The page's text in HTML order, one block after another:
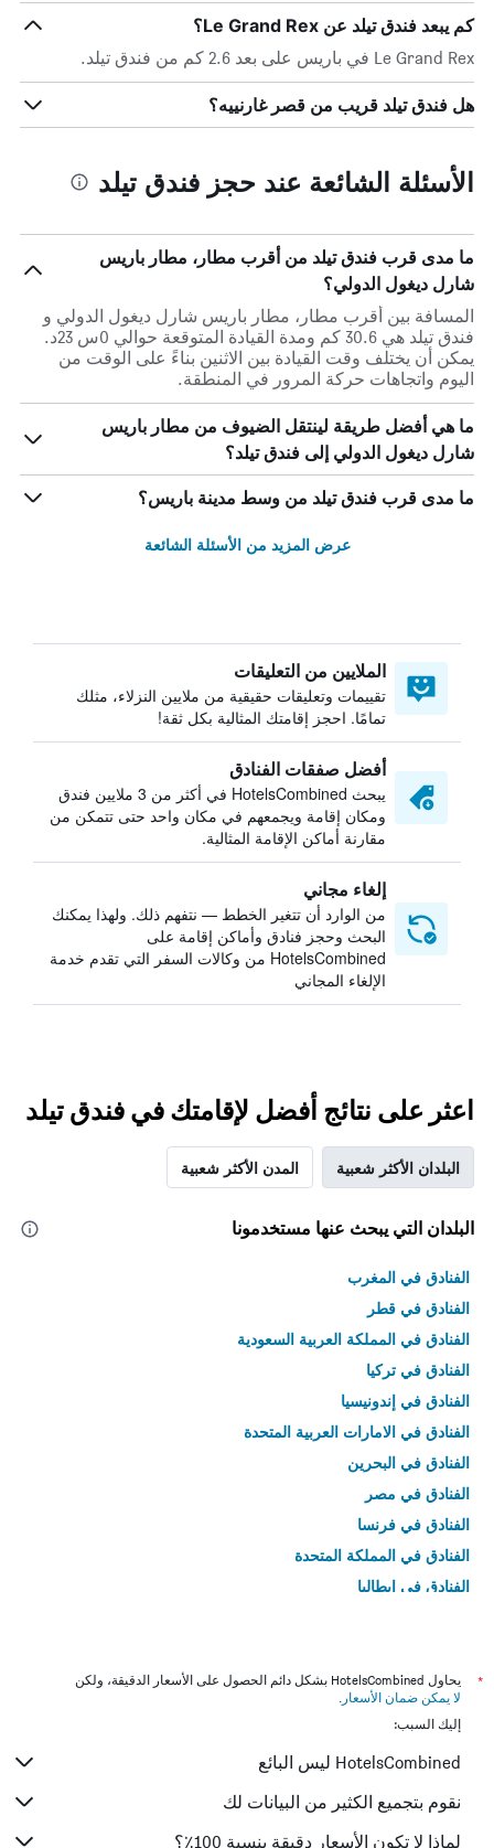
كم يبعد فندق تيلد عن Le Grand Rex؟
Le Grand Rex في باريس على بعد 2.6 كم من فندق تيلد.
هل فندق تيلد قريب من قصر غارنييه؟
الأسئلة الشائعة عند حجز فندق تيلد
ما مدى قرب فندق تيلد من أقرب مطار، مطار باريس
شارل ديغول الدولي؟
المسافة بين أقرب مطار، مطار باريس شارل ديغول الدولي و
فندق تيلد هي 30.6 كم ومدة القيادة المتوقعة حوالي 0س 23د.
يمكن أن يختلف وقت القيادة بين الاثنين بناءً على الوقت من
اليوم واتجاهات حركة المرور في المنطقة.
ما هي أفضل طريقة لينتقل الضيوف من مطار باريس
شارل ديغول الدولي إلى فندق تيلد؟
ما مدى قرب فندق تيلد من وسط مدينة باريس؟
عرض المزيد من الأسئلة الشائعة
الملايين من التعليقات
تقييمات وتعليقات حقيقية من ملايين النزلاء، مثلك
تمامًا. احجز إقامتك المثالية بكل ثقة!
أفضل صفقات الفنادق
يبحث HotelsCombined في أكثر من 3 ملايين فندق
ومكان إقامة ويجمعهم في مكان واحد حتى تتمكن من
مقارنة أماكن الإقامة المثالية.
إلغاء مجاني
من الوارد أن تتغير الخطط — نتفهم ذلك. ولهذا يمكنك
البحث وحجز فنادق وأماكن إقامة على
HotelsCombined من وكالات السفر التي تقدم خدمة
الإلغاء المجاني
اعثر على نتائج أفضل لإقامتك في فندق تيلد
البلدان الأكثر شعبية المدن الأكثر شعبية
البلدان التي يبحث عنها مستخدمونا
الفنادق في المغرب
الفنادق في قطر
الفنادق في المملكة العربية السعودية
الفنادق في تركيا
الفنادق في إندونيسيا
الفنادق في الامارات العربية المتحدة
الفنادق في البحرين
الفنادق في مصر
الفنادق في فرنسا
الفنادق في المملكة المتحدة
الفنادق في إيطاليا
*
يحاول HotelsCombined بشكل دائم الحصول على الأسعار الدقيقة، ولكن
لا يمكن ضمان الأسعار .
إليك السبب:
HotelsCombined ليس البائع
نقوم بتجميع الكثير من البيانات لك
لماذا لا تكون الأسعار دقيقة بنسبة 100٪؟